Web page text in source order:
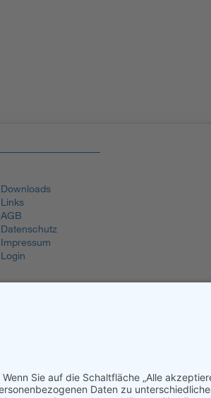
Downloads
Links
AGB
Datenschutz
Impressum
Login